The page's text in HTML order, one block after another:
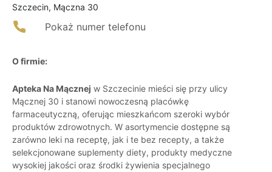
Szczecin, Mączna 30
Pokaż numer telefonu
O firmie:
Apteka Na Mącznej w Szczecinie mieści się przy ulicy
Mącznej 30 i stanowi nowoczesną placówkę
farmaceutyczną, oferując mieszkańcom szeroki wybór
produktów zdrowotnych. W asortymencie dostępne są
zarówno leki na receptę, jak i te bez recepty, a także
selekcjonowane suplementy diety, produkty medyczne
wysokiej jakości oraz środki żywienia specjalnego